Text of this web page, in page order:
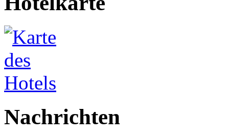
Nachrichten